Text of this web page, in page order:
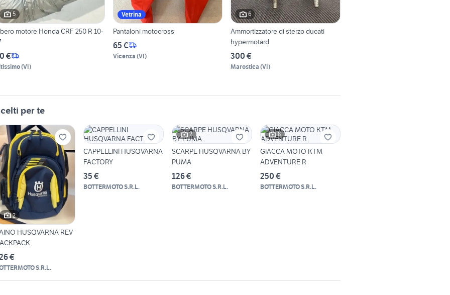
5
motore Honda CRF 250 R 10-
€
(VI)
Vetrina
Pantaloni motocross
65 €
Vicenza (VI)
6
Ammortizzatore di sterzo ducati
hypermotard
300 €
Marostica (VI)
per te
2
HUSQVARNA REV
€
S.R.L.
CAPPELLINI HUSQVARNA
FACTORY
35 €
BOTTERMOTO S.R.L.
2
SCARPE HUSQVARNA BY
PUMA
126 €
BOTTERMOTO S.R.L.
8
GIACCA MOTO KTM
ADVENTURE R
250 €
BOTTERMOTO S.R.L.